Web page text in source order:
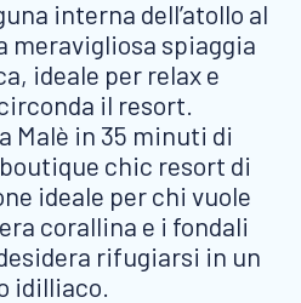
interna dell’atollo al
meravigliosa spiaggia
ideale per relax e
il resort.
Malè in 35 minuti di
chic resort di
ideale per chi vuole
corallina e i fondali
rifugiarsi in un
idilliaco.